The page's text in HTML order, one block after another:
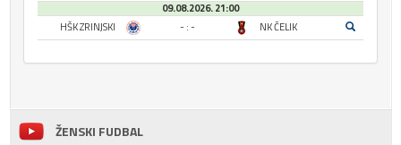
09.08.2026. 21:00
HŠK ZRINJSKI
- : - NK ČELIK
ŽENSKI FUDBAL